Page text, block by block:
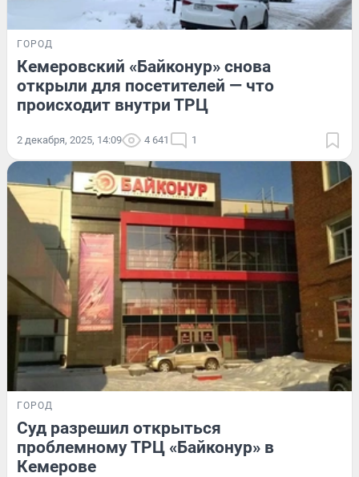
ГОРОД
Кемеровский «Байконур» снова
открыли для посетителей — что
происходит внутри ТРЦ
2 декабря, 2025, 14:09 4 641 1
ГОРОД
Суд разрешил открыться
проблемному ТРЦ «Байконур» в
Кемерове